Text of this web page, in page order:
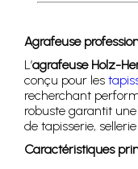
Achetez 4
Agrafeuse
L’agrafeuse Holz-
conçu pour les
recherchant
robuste garantit
de tapisserie,
Caractéristiques